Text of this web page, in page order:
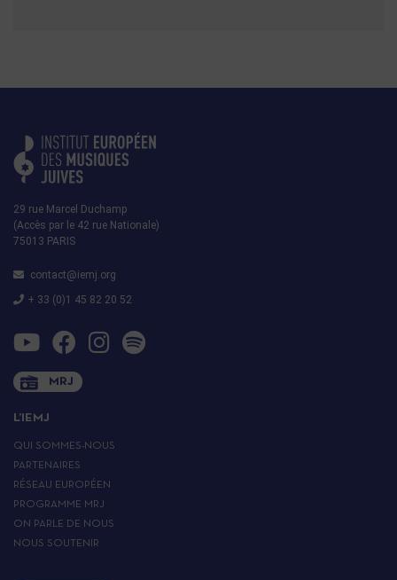
29 rue Marcel Duchamp
(Accès par le 42 rue Nationale)
75013 PARIS
contact@iemj.org
+ 33 (0)1 45 82 20 52
MRJ
L’IEMJ
QUI SOMMES-NOUS
PARTENAIRES
RÉSEAU EUROPÉEN
PROGRAMME MRJ
ON PARLE DE NOUS
NOUS SOUTENIR